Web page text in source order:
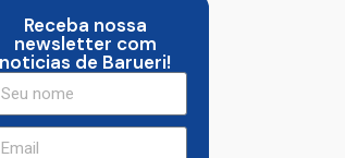
Receba nossa
newsletter com
noticias de Barueri!